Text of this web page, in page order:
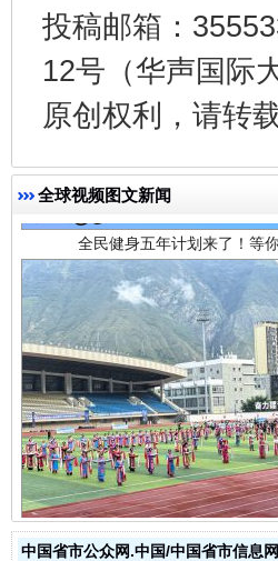
投稿邮箱：
12号（华声国际
原创权利，请转
全球视频图文新闻
全民健身五年计划来了！等
阿坝州三大球赛在茂县开
中国省市公众网.中国/中国省市信息